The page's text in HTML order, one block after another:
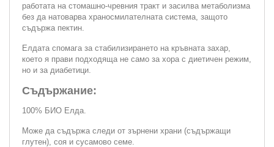
работата на стомашно-чревния тракт и засилва метаболизма
без да натоварва храносмилателната система, защото
съдържа пектин.
Елдата спомага за стабилизирането на кръвната захар,
което я прави подходяща не само за хора с диетичен режим,
но и за диабетици.
Съдържание:
100% БИО Елда.
Може да съдържа следи от зърнени храни (съдържащи
глутен), соя и сусамово семе.